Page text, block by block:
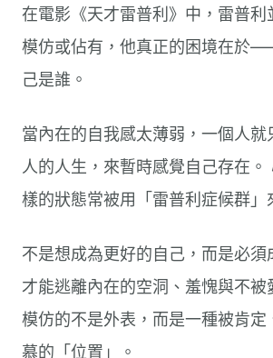
在電影《天才雷普利》中，雷普利
模仿或佔有，他真正的困境在於
己是誰。
當內在的自我感太薄弱，一個人就
人的人生，來暫時感覺自己存在。
樣的狀態常被用「雷普利症候群」
不是想成為更好的自己，而是必須
才能逃離內在的空洞、羞愧與不被
模仿的不是外表，而是一種被肯定
慕的「位置」。